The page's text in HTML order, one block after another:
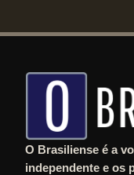
O Brasiliense é a
independente e os